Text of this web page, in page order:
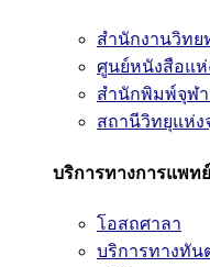
สำนักงานวิทย
ศูนย์หนังสือแห่
สำนักพิมพ์จุฬ
สถานีวิทยุแห่ง
บริการทางการแพทย์
โอสถศาลา
บริการทางทัน